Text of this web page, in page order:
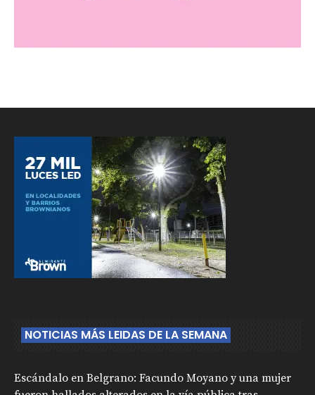
NOTICIAS MÁS LEIDAS DE LA SEMANA
Escándalo en Belgrano: Facundo Moyano y una mujer